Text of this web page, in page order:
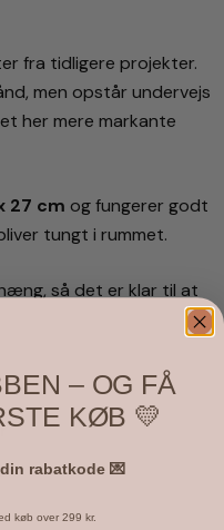
fra tidligere projekter.
men opstår undervejs
her mere markante
27 cm og fungerer godt
tungt i rummet.
så det er klar til at
– OG FÅ
KØB 💛
rabatkode 💌
køb over 299 kr.